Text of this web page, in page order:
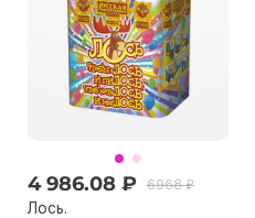
4 986.08 ₽ 6968 ₽
Лось.